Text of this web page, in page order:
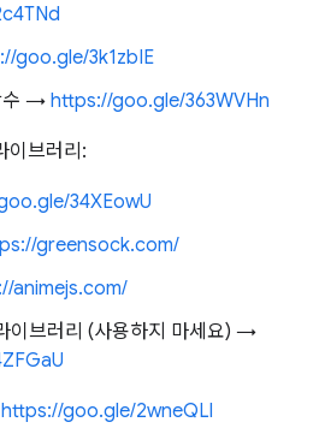
goo.gle/3k1zbIE
수 → https://goo.gle/363WVHn
이브러리:
34XEowU
greensock.com/
animejs.com/
이브러리 (사용하지 마세요) →
https://goo.gle/2wneQLl